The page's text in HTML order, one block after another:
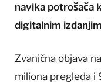
navika potrošača
digitalnim
Zvanična objava
miliona pregleda